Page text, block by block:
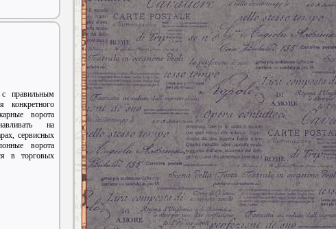
с правильным
конкретного
ворота
на
сервисных
ворота
в торговых